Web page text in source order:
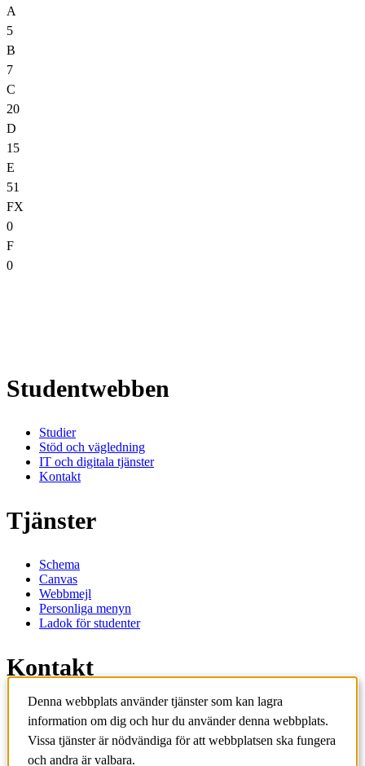
A
5
B
7
C
20
D
15
E
51
FX
0
F
0
Studentwebben
Studier
Stöd och vägledning
IT och digitala tjänster
Kontakt
Tjänster
Schema
Canvas
Webbmejl
Personliga menyn
Ladok för studenter
Kontakt
Kontakta utbildningsprogram
Kontakta kurs
IT-support
KTH Entré
Denna webbplats använder tjänster som kan lagra
information om dig och hur du använder denna webbplats.
Vissa tjänster är nödvändiga för att webbplatsen ska fungera
och andra är valbara.